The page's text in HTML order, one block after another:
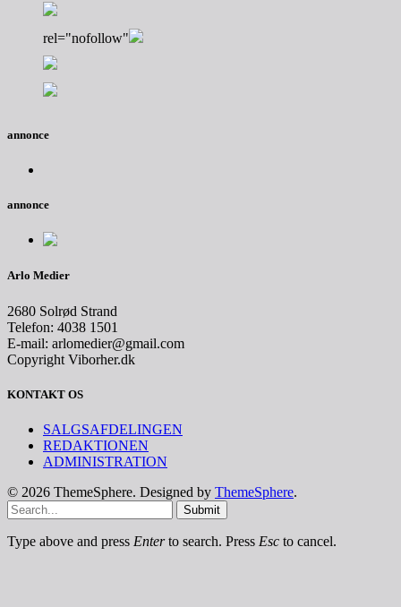
rel="nofollow"
annonce
annonce
Arlo Medier
2680 Solrød Strand
Telefon: 4038 1501
E-mail: arlomedier@gmail.com
Copyright Viborher.dk
KONTAKT OS
SALGSAFDELINGEN
REDAKTIONEN
ADMINISTRATION
© 2026 ThemeSphere. Designed by ThemeSphere.
Submit
Type above and press Enterto search. Press Esc to cancel.